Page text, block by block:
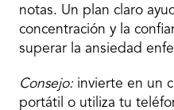
notas. Un plan claro
concentración y la
superar la ansiedad
Consejo:invierte en un
portátil o utiliza tu